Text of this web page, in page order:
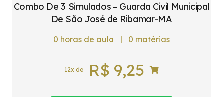
Combo De 3 Simulados – Guarda Civil Municipal
De São José de Ribamar-MA
0 horas de aula | 0 matérias
12x de R$ 9,25